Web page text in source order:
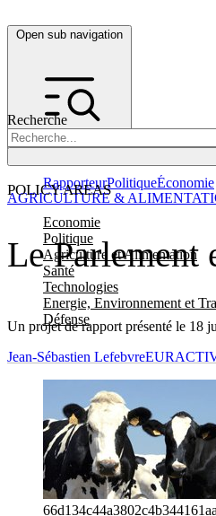
Open sub navigation
Recherche
POLICY AREAS
Economie
Politique
Agriculture et Alimentation
Santé
Technologies
Energie, Environnement et
Défense
RapporteurPolitiqueÉconomie
Le Parlement
Un projet de rapport présenté le 18
AGRICULTURE &
Jean-Sébastien Lefebvre